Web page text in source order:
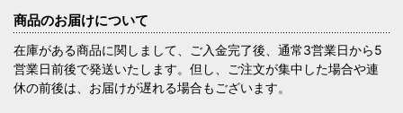
商品のお届けについて
在庫がある商品に関しまして、ご入金完了後、通常3営業日から5
営業日前後で発送いたします。但し、ご注文が集中した場合や連
休の前後は、お届けが遅れる場合もございます。